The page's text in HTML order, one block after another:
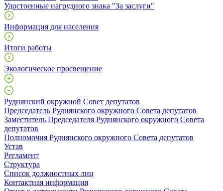
Удостоенные нагрудного знака "За заслуги"
Информация для населения
Итоги работы
Экологическое просвещение
Руднянский окружной Совет депутатов
Председатель Руднянского окружного Совета депутатов
Заместитель Председателя Руднянского окружного Совета
депутатов
Полномочия Руднянского окружного Совета депутатов
Устав
Регламент
Структура
Список должностных лиц
Контактная информация